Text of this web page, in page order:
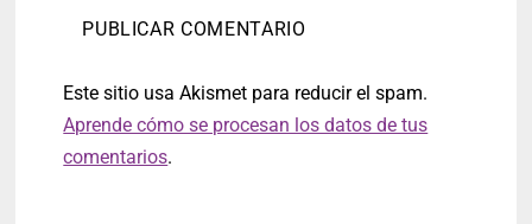
Este sitio usa Akismet para reducir el spam.
Aprende cómo se procesan los datos de tus
comentarios.